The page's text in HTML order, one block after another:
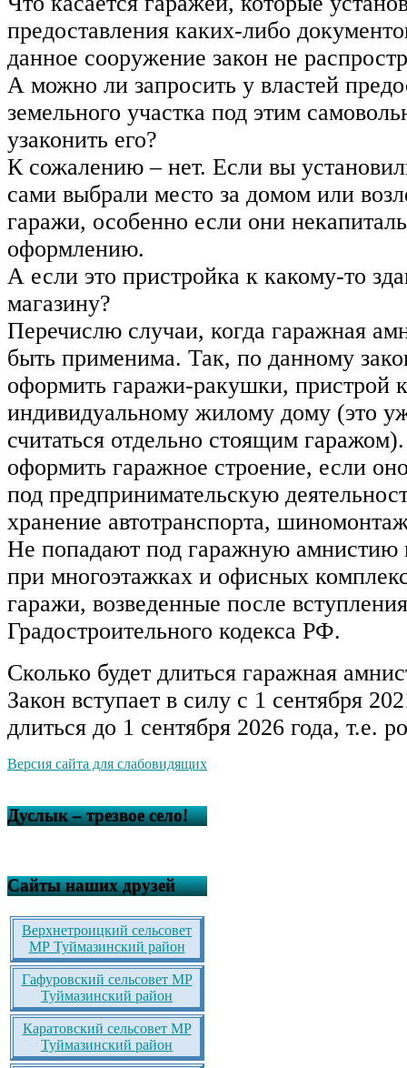
предоставления каких-либо
данное сооружение закон не
А можно ли запросить у властей
земельного участка под этим
узаконить его?
К сожалению – нет. Если вы
сами выбрали место за домом или
гаражи, особенно если они
оформлению.
А если это пристройка к какому-то
магазину?
Перечислю случаи, когда гаражная
быть применима. Так, по данному
оформить гаражи-ракушки, пристрой
индивидуальному жилому дому (это
считаться отдельно стоящим
оформить гаражное строение, если
под предпринимательскую
хранение автотранспорта,
Не попадают под гаражную амнистию
при многоэтажках и офисных
гаражи, возведенные после
Градостроительного кодекса РФ.
Сколько будет длиться гаражная
Закон вступает в силу с 1 сентября
длиться до 1 сентября 2026 года, т.е.
Версия сайта для слабовидящих
Дуслык – трезвое село!
Сайты наших друзей
Верхнетроицкий сельсовет
МР Туймазинский район
Гафуровский сельсовет МР
Туймазинский район
Каратовский сельсовет МР
Туймазинский район